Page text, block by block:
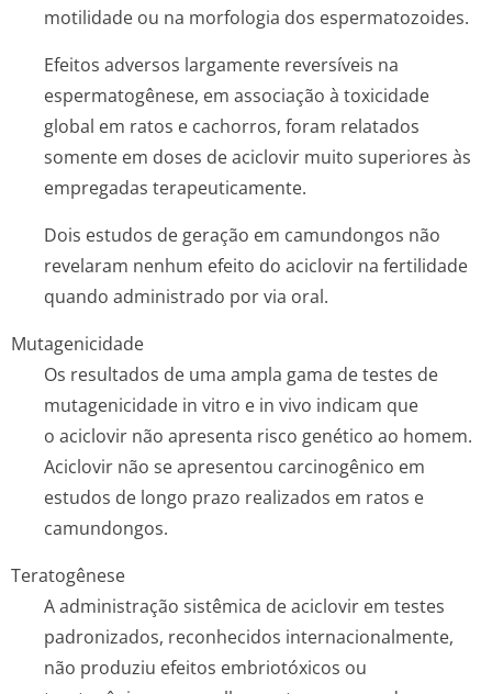
motilidade ou na morfologia dos espermatozoides.
Efeitos adversos largamente reversíveis na
espermatogênese, em associação à toxicidade
global em ratos e cachorros, foram relatados
somente em doses de aciclovir muito superiores às
empregadas terapeuticamente.
Dois estudos de geração em camundongos não
revelaram nenhum efeito do aciclovir na fertilidade
quando administrado por via oral.
Mutagenicidade
Os resultados de uma ampla gama de testes de
mutagenicidade in vitro e in vivo indicam que
o aciclovir não apresenta risco genético ao homem.
Aciclovir não se apresentou carcinogênico em
estudos de longo prazo realizados em ratos e
camundongos.
Teratogênese
A administração sistêmica de aciclovir em testes
padronizados, reconhecidos internacionalmente,
não produziu efeitos embriotóxicos ou